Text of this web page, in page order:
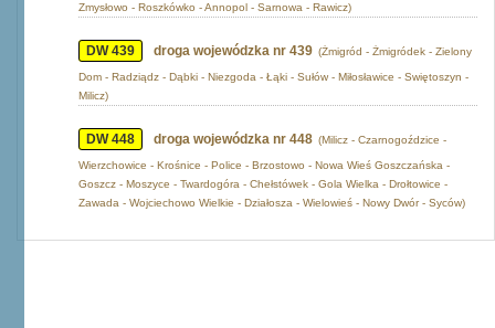
Zmysłowo - Roszkówko - Annopol - Sarnowa - Rawicz)
DW 439 droga wojewódzka nr 439 (Żmigród - Żmigródek - Zielony
Dom - Radziądz - Dąbki - Niezgoda - Łąki - Sułów - Miłosławice - Swiętoszyn -
Milicz)
DW 448 droga wojewódzka nr 448 (Milicz - Czarnogoździce -
Wierzchowice - Krośnice - Police - Brzostowo - Nowa Wieś Goszczańska -
Goszcz - Moszyce - Twardogóra - Chełstówek - Gola Wielka - Drołtowice -
Zawada - Wojciechowo Wielkie - Działosza - Wielowieś - Nowy Dwór - Syców)